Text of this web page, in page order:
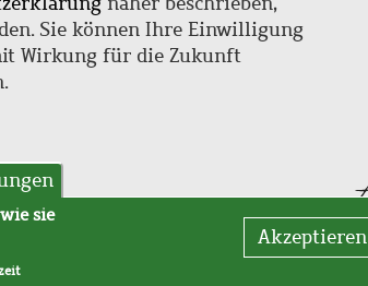
Sie können Ihre Einwilligung
Wirkung für die Zukunft
sie
Akzeptieren